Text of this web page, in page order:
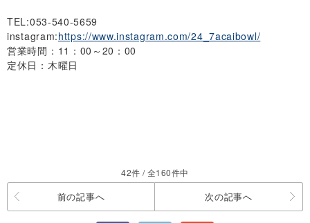
TEL:053-540-5659
instagram:https://www.instagram.com/24_7acaibowl/
営業時間：11：00～20：00
定休日：木曜日
42件 / 全160件中
前の記事へ 次の記事へ